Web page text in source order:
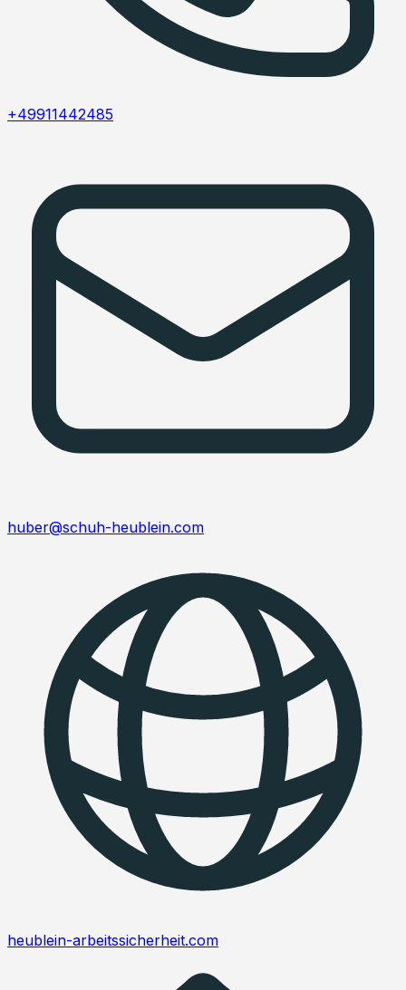
+49911442485
huber@schuh-heublein.com
heublein-arbeitssicherheit.com